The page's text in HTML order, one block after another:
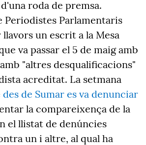
roda de premsa.
Periodistes Parlamentaris
llavors un escrit a la Mesa
va passar el 5 de maig amb
"altres desqualificacions"
acreditat. La setmana
des de Sumar es va denunciar
la compareixença de la
el llistat de denúncies
un i altre, al qual ha